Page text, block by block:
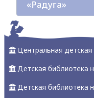
«Радуга»
Центральная
Детская библиотека
Детская библиотека